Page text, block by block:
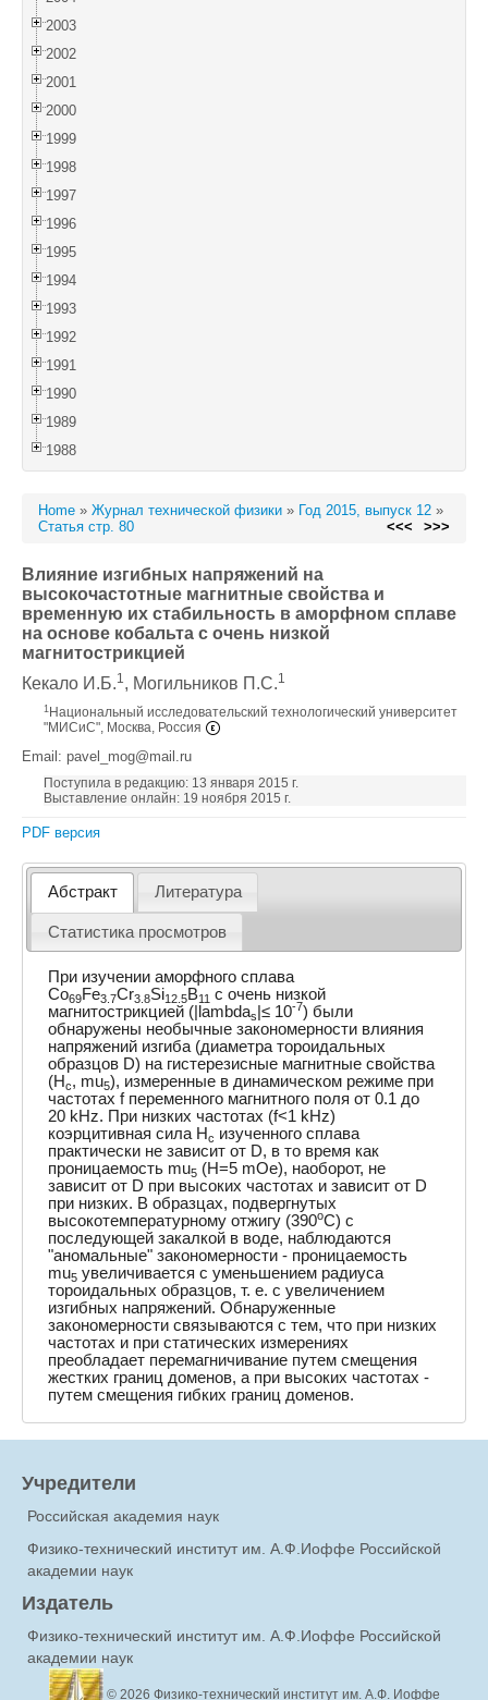
2003
2002
2001
2000
1999
1998
1997
1996
1995
1994
1993
1992
1991
1990
1989
1988
Home » Журнал технической физики » Год 2015, выпуск 12 »
Статья стр. 80
<<< >>>
Влияние изгибных напряжений на
высокочастотные магнитные свойства и
временную их стабильность в аморфном сплаве
на основе кобальта c очень низкой
магнитострикцией
Кекало И.Б.1, Могильников П.С.1
1 Национальный исследовательский технологический университет
"МИСиС", Москва, Россия
Email: pavel_mog@mail.ru
Поступила в редакцию: 13 января 2015 г.
Выставление онлайн: 19 ноября 2015 г.
PDF версия
Абстракт Литература
Статистика просмотров
При изучении аморфного сплава
Со69Fe3.7Cr3.8Si12.5B11 с очень низкой
магнитострикцией (|lambdas |≤ 10-7) были
обнаружены необычные закономерности влияния
напряжений изгиба (диаметра тороидальных
образцов D) на гистерезисные магнитные свойства
(Hc, mu5), измеренные в динамическом режиме при
частотах f переменного магнитного поля от 0.1 до
20 kHz. При низких частотах (f<1 kHz)
коэрцитивная сила Hc изученного сплава
практически не зависит от D, в то время как
проницаемость mu5 (H=5 mOe), наоборот, не
зависит от D при высоких частотах и зависит от D
при низких. В образцах, подвергнутых
высокотемпературному отжигу (390oC) с
последующей закалкой в воде, наблюдаются
"аномальные" закономерности - проницаемость
mu5 увеличивается с уменьшением радиуса
тороидальных образцов, т. е. с увеличением
изгибных напряжений. Обнаруженные
закономерности связываются с тем, что при низких
частотах и при статических измерениях
преобладает перемагничивание путем смещения
жестких границ доменов, а при высоких частотах -
путем смещения гибких границ доменов.
Учредители
Российская академия наук
Физико-технический институт им. А.Ф.Иоффе Российской
академии наук
Издатель
Физико-технический институт им. А.Ф.Иоффе Российской
академии наук
© 2026 Физико-технический институт им. А.Ф. Иоффе